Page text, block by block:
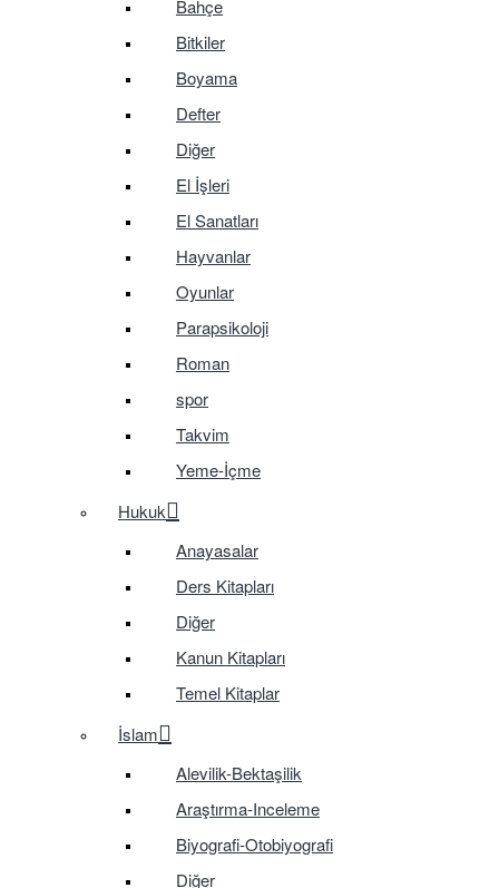
Bahçe
Bitkiler
Boyama
Defter
Diğer
El İşleri
El Sanatları
Hayvanlar
Oyunlar
Parapsikoloji
Roman
spor
Takvim
Yeme-İçme
Hukuk
Anayasalar
Ders Kitapları
Diğer
Kanun Kitapları
Temel Kitaplar
İslam
Alevilik-Bektaşilik
Araştırma-Inceleme
Biyografi-Otobiyografi
Diğer